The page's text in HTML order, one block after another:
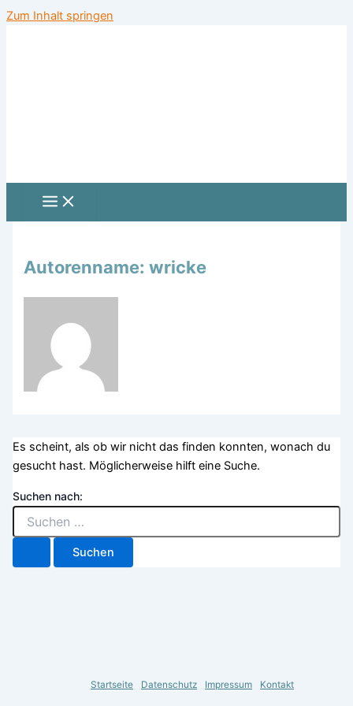
Zum Inhalt springen
Autorenname: wricke
Es scheint, als ob wir nicht das finden konnten, wonach du
gesucht hast. Möglicherweise hilft eine Suche.
Suchen nach:
Startseite Datenschutz Impressum Kontakt